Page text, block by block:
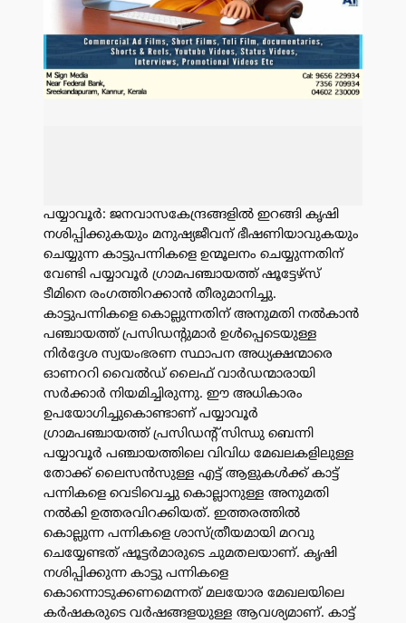
പയ്യാവൂർ: ജനവാസകേന്ദ്രങ്ങളിൽ ഇറങ്ങി കൃഷി
നശിപ്പിക്കുകയും മനുഷ്യജീവന് ഭീഷണിയാവുകയും
ചെയ്യുന്ന കാട്ടുപന്നികളെ ഉന്മൂലനം ചെയ്യുന്നതിന്
വേണ്ടി പയ്യാവൂർ ഗ്രാമപഞ്ചായത്ത് ഷൂട്ടേഴ്സ്
ടീമിനെ രംഗത്തിറക്കാൻ തീരുമാനിച്ചു.
കാട്ടുപന്നികളെ കൊല്ലുന്നതിന് അനുമതി നൽകാൻ
പഞ്ചായത്ത് പ്രസിഡന്റുമാർ ഉൾപ്പെടെയുള്ള
നിർദ്ദേശ സ്വയംഭരണ സ്ഥാപന അധ്യക്ഷന്മാരെ
ഓണററി വൈൽഡ് ലൈഫ് വാർഡന്മാരായി
സർക്കാർ നിയമിച്ചിരുന്നു. ഈ അധികാരം
ഉപയോഗിച്ചുകൊണ്ടാണ് പയ്യാവൂർ
ഗ്രാമപഞ്ചായത്ത് പ്രസിഡന്റ് സിന്ധു ബെന്നി
പയ്യാവൂർ പഞ്ചായത്തിലെ വിവിധ മേഖലകളിലുള്ള
തോക്ക് ലൈസൻസുള്ള എട്ട് ആളുകൾക്ക് കാട്ട്
പന്നികളെ വെടിവെച്ചു കൊല്ലാനുള്ള അനുമതി
നൽകി ഉത്തരവിറക്കിയത്. ഇത്തരത്തിൽ
കൊല്ലുന്ന പന്നികളെ ശാസ്ത്രീയമായി മറവു
ചെയ്യേണ്ടത് ഷൂട്ടർമാരുടെ ചുമതലയാണ്. കൃഷി
നശിപ്പിക്കുന്ന കാട്ടു പന്നികളെ
കൊന്നൊടുക്കണമെന്നത് മലയോര മേഖലയിലെ
കർഷകരുടെ വർഷങ്ങളയുള്ള ആവശ്യമാണ്. കാട്ട്